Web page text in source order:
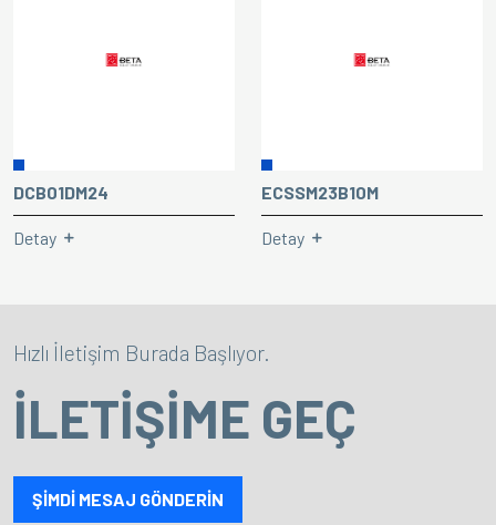
DCB01DM24
Detay
ECSSM23B10M
Detay
Hızlı İletişim Burada Başlıyor.
İLETİŞİME GEÇ
ŞİMDİ MESAJ GÖNDERİN